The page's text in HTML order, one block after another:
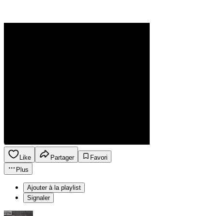
Like Partager
Favori
Plus
Ajouter à la playlist
Signaler